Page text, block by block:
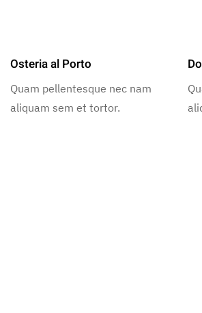
Osteria al Porto
Quam pellentesque nec nam
aliquam sem et tortor.